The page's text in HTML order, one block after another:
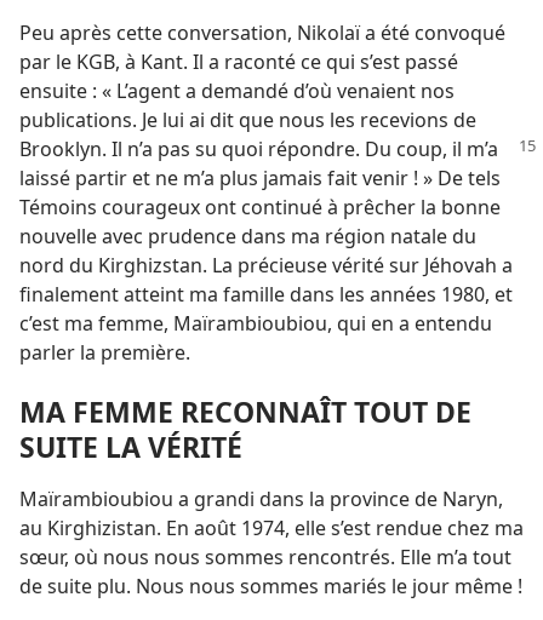
Peu après cette conversation, Nikolaï a été convoqué
par le KGB, à Kant. Il a raconté ce qui s’est passé
ensuite : « L’agent a demandé d’où venaient nos
publications. Je lui ai dit que nous les recevions de
Brooklyn. Il n’a pas su quoi répondre. Du coup, il m’a
laissé partir et ne m’a plus jamais fait venir ! » De tels
Témoins courageux ont continué à prêcher la bonne
nouvelle avec prudence dans ma région natale du
nord du Kirghizstan. La précieuse vérité sur Jéhovah a
finalement atteint ma famille dans les années 1980, et
c’est ma femme, Maïrambioubiou, qui en a entendu
parler la première.
MA FEMME RECONNAÎT TOUT DE
SUITE LA VÉRITÉ
Maïrambioubiou a grandi dans la province de Naryn,
au Kirghizistan. En août 1974, elle s’est rendue chez ma
sœur, où nous nous sommes rencontrés. Elle m’a tout
de suite plu. Nous nous sommes mariés le jour même !